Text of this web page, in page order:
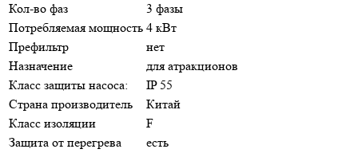
Кол-во фаз
3 фазы
Потребляемая мощность 4 кВт
Префильтр
нет
Назначение
для атракционов
Класс защиты насоса:
IP 55
Страна производитель
Китай
Класс изоляции
F
Защита от перегрева
есть